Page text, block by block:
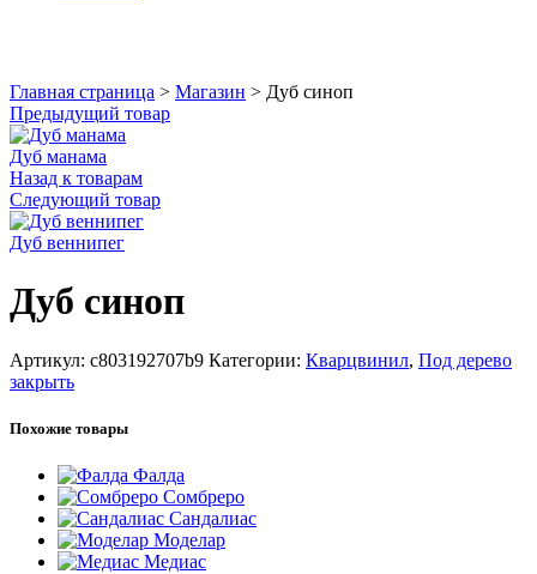
Главная страница > Магазин > Дуб синоп
Предыдущий товар
Дуб манама
Назад к товарам
Следующий товар
Дуб веннипег
Дуб синоп
Артикул: c803192707b9 Категории: Кварцвинил, Под дерево
закрыть
Похожие товары
Фалда
Сомбреро
Сандалиас
Моделар
Медиас